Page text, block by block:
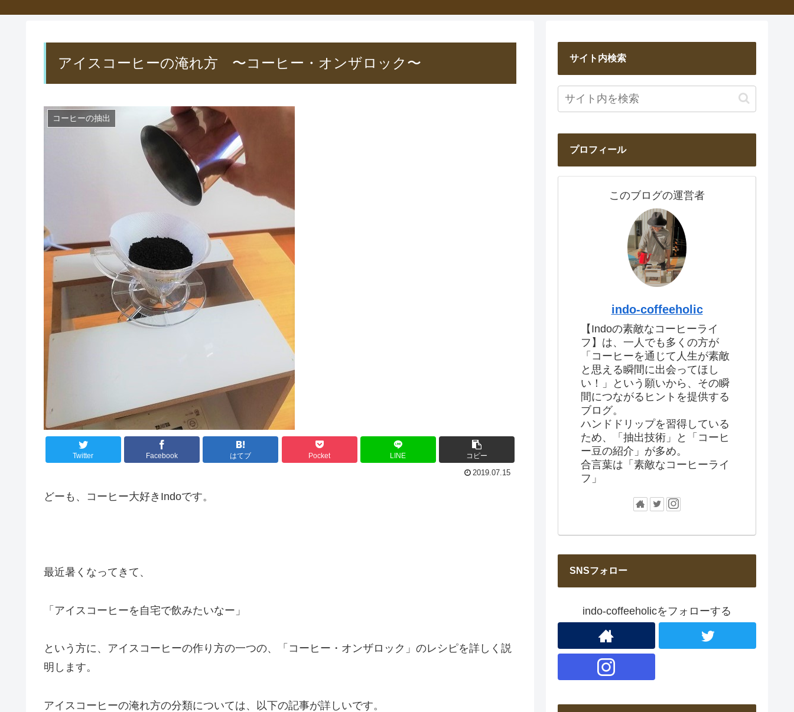
アイスコーヒーの淹れ方 〜コーヒー・オンザロック〜
コーヒーの抽出
Twitter Facebook はてブ Pocket LINE コピー
2019.07.15
どーも、コーヒー大好きIndoです。
最近暑くなってきて、
「アイスコーヒーを自宅で飲みたいなー」
という方に、アイスコーヒーの作り方の一つの、「コーヒー・オンザロック」のレシピを詳しく説
明します。
アイスコーヒーの淹れ方の分類については、以下の記事が詳しいです。
サイト内検索
プロフィール
このブログの運営者
indo-coffeeholic
【Indoの素敵なコーヒーライ
フ】は、一人でも多くの方が
「コーヒーを通じて人生が素敵
と思える瞬間に出会ってほし
い！」という願いから、その瞬
間につながるヒントを提供する
ブログ。
ハンドドリップを習得している
ため、「抽出技術」と「コーヒ
ー豆の紹介」が多め。
合言葉は「素敵なコーヒーライ
フ」
SNSフォロー
indo-coffeeholicをフォローする